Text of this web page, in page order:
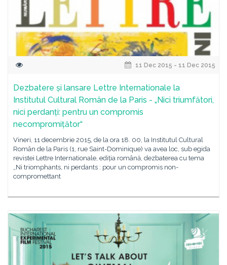
11 Dec 2015 - 11 Dec 2015
Dezbatere și lansare Lettre Internationale la
Institutul Cultural Român de la Paris - „Nici triumfători,
nici perdanți: pentru un compromis
necompromițător“
Vineri, 11 decembrie 2015, de la ora 18. 00, la Institutul Cultural
Român de la Paris (1, rue Saint-Dominique) va avea loc, sub egida
revistei Lettre Internationale, ediția română, dezbaterea cu tema
„Ni triomphants, ni perdants : pour un compromis non-
compromettant